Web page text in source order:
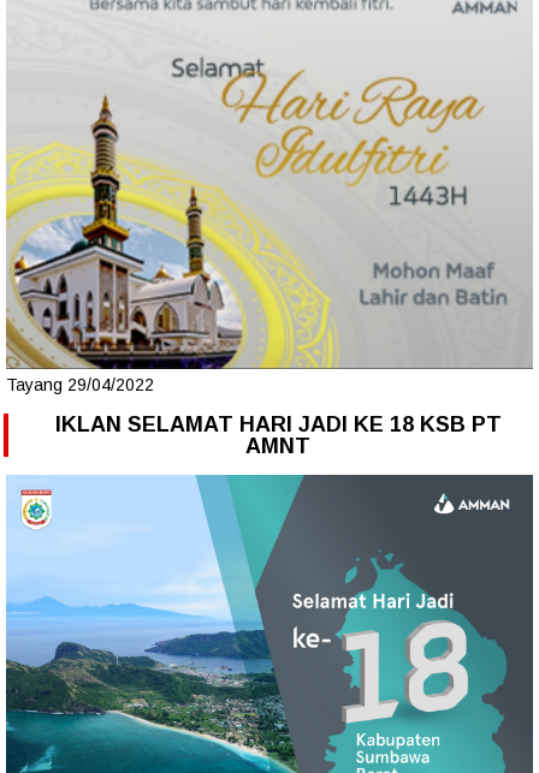
Tayang 29/04/2022
IKLAN SELAMAT HARI JADI KE 18 KSB PT
AMNT